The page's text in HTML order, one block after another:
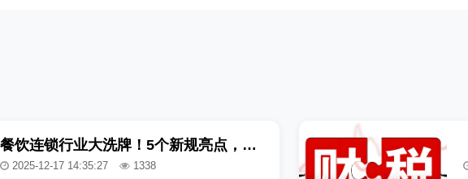
餐饮连锁行业大洗牌！5个新规亮点，把住你的舌尖安全。
2025-12-17 14:35:27
1338